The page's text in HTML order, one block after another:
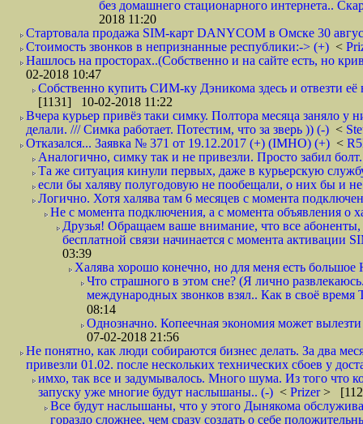
без домашнего стационарного интернета..
2018 11:20
Стартовала продажа SIM-карт DANYCOM в Омске 30
Стоимость звонков в непризнанные республики:-> (+) <
Нашлось на просторах..(Собственно и на сайте есть, но
02-2018 10:47
Собственно купить СИМ-ку Дэникома здесь и отвезти
[1131] 10-02-2018 11:22
Вчера курьер привёз таки симку. Полтора месяца заняло
делали. /// Симка работает. Потестим, что за зверь )) (-) <
Отказался... Заявка № 371 от 19.12.2017 (+) (IMHO) (+) <
Аналогично, симку так и не привезли. Просто забил
Та же ситуация кинули первых, даже в курьерскую
если бы халяву полугодовую не пообещали, о них бы и
Логично. Хотя халява там 6 месяцев с момента
Не с момента подключения, а с момента объявления о
Друзья! Обращаем ваше внимание, что все
бесплатной связи начинается с момента
03:39
Халява хорошо конечно, но для меня есть
Что страшного в этом сне? (Я лично
международных звонков взял.. Как в своё
08:14
Однозначно. Копеечная экономия может
07-02-2018 21:56
Не понятно, как люди собираются бизнес делать. За два
привезли 01.02. после нескольких технических сбоев у
имхо, так все и задумывалось. Много шума. Из того что
запуску уже многие будут наслышаны.. (-) < Prizer>
Все будут наслышаны, что у этого Дынякома
гораздо сложнее, чем сразу создать о себе